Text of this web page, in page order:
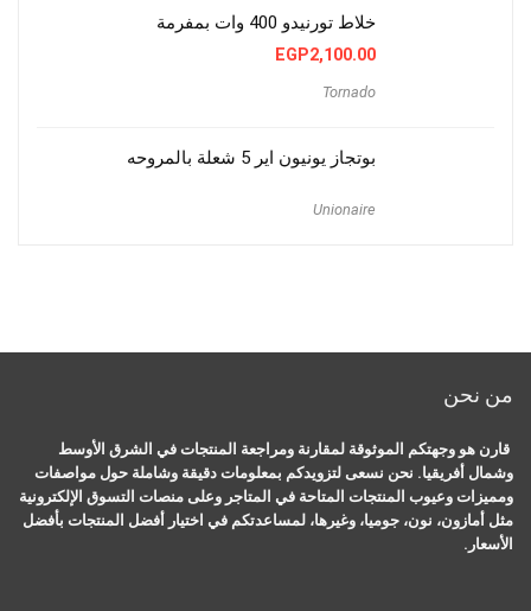
خلاط تورنيدو 400 وات بمفرمة
EGP2,100.00
Tornado
بوتجاز يونيون اير 5 شعلة بالمروحه
Unionaire
من نحن
قارن هو وجهتكم الموثوقة لمقارنة ومراجعة المنتجات في الشرق الأوسط
وشمال أفريقيا. نحن نسعى لتزويدكم بمعلومات دقيقة وشاملة حول مواصفات
ومميزات وعيوب المنتجات المتاحة في المتاجر وعلى منصات التسوق الإلكترونية
مثل أمازون، نون، جوميا، وغيرها، لمساعدتكم في اختيار أفضل المنتجات بأفضل
الأسعار.